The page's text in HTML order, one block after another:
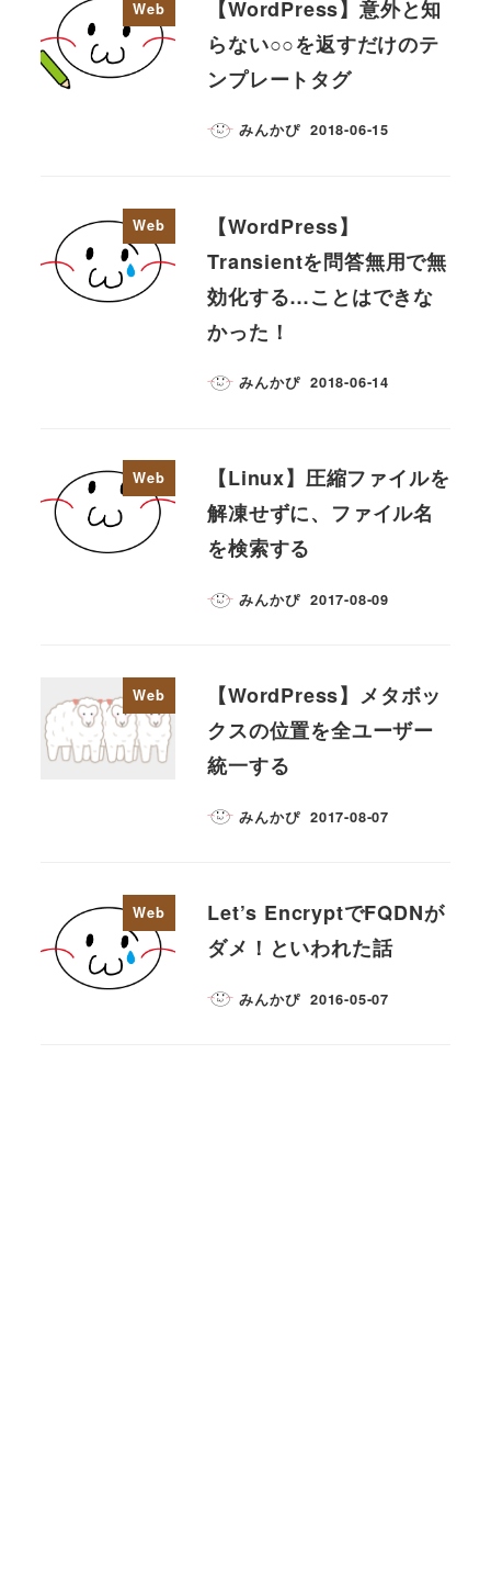
Web
【WordPress】意外と知
らない○○を返すだけのテ
ンプレートタグ
みんかぴ 2018-06-15
Web
【WordPress】
Transientを問答無用で無
効化する…ことはできな
かった！
みんかぴ 2018-06-14
Web
【Linux】圧縮ファイルを
解凍せずに、ファイル名
を検索する
みんかぴ 2017-08-09
Web
【WordPress】メタボッ
クスの位置を全ユーザー
統一する
みんかぴ 2017-08-07
Web
Let’s EncryptでFQDNが
ダメ！といわれた話
みんかぴ 2016-05-07